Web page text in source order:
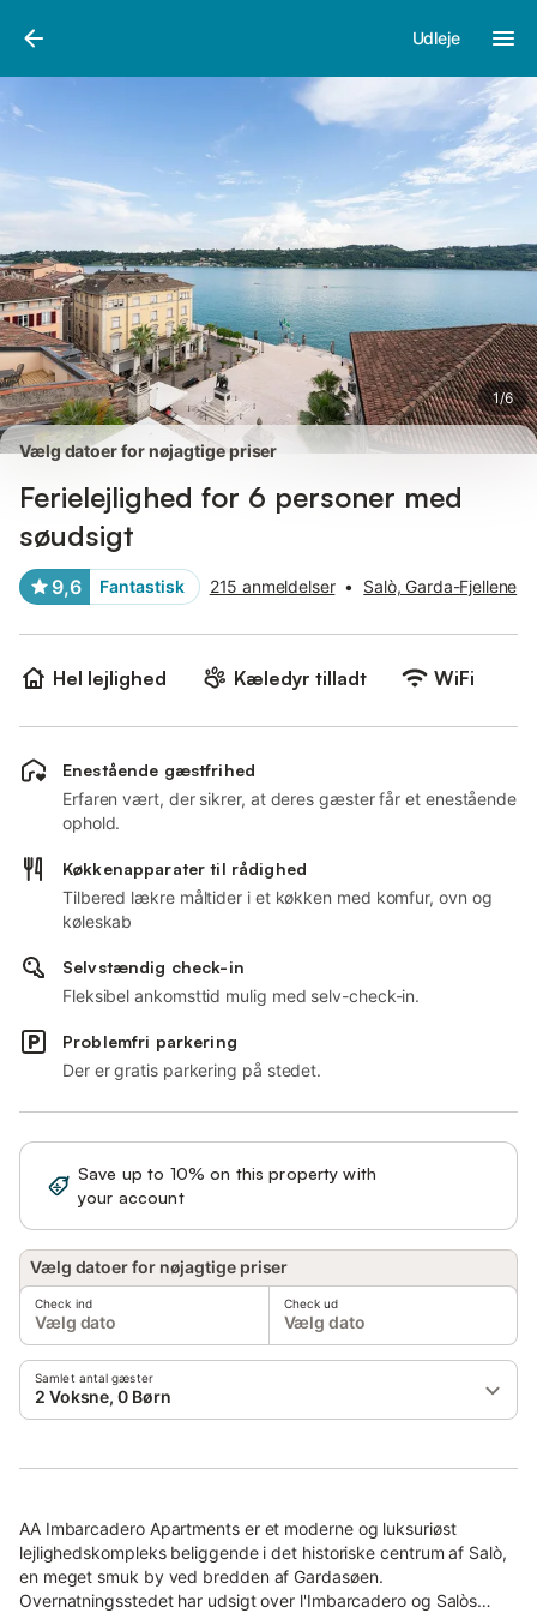
Udleje
1/6
Billeder
Vælg datoer for nøjagtige priser
Ferielejlighed for 6 personer med
søudsigt
9,6 Fantastisk 215 anmeldelser • Salò, Garda-Fjellene
Hel lejlighed Kæledyr tilladt WiFi
Enestående gæstfrihed
Erfaren vært, der sikrer, at deres gæster får et enestående
ophold.
Køkkenapparater til rådighed
Tilbered lækre måltider i et køkken med komfur, ovn og
køleskab
Selvstændig check-in
Fleksibel ankomsttid mulig med selv-check-in.
Problemfri parkering
Der er gratis parkering på stedet.
Save up to 10% on this property with
your account
Vælg datoer for nøjagtige priser
Check ind
Vælg dato
Check ud
Vælg dato
Samlet antal gæster
2 Voksne, 0 Børn
AA Imbarcadero Apartments er et moderne og luksuriøst
lejlighedskompleks beliggende i det historiske centrum af Salò,
en meget smuk by ved bredden af Gardasøen.
Overnatningsstedet har udsigt over l'Imbarcadero og Salòs